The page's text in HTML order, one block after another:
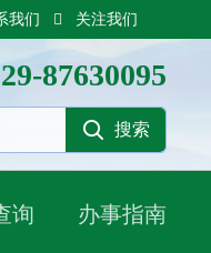
我们 关注我们
87630095
询 办事指南